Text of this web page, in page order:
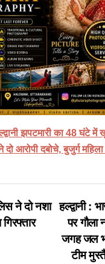
झपटमारी का 48 घंटे
दो आरोपी दबोचे, बुजुर्ग
हल्द्वानी :
पर गौला
जगह जल
टीम
ने दो नशा